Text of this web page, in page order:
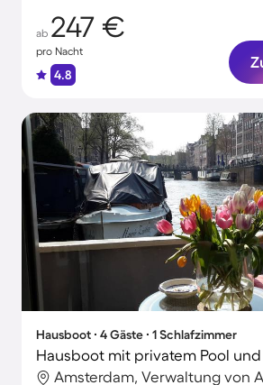
ab 247 €
pro Nacht
4.8
Hausboot ∙ 4 Gäste ∙ 1 Schlafzimmer